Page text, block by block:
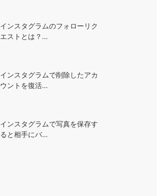
インスタグラムのフォローリク
エストとは？…
インスタグラムで削除したアカ
ウントを復活…
インスタグラムで写真を保存す
ると相手にバ…